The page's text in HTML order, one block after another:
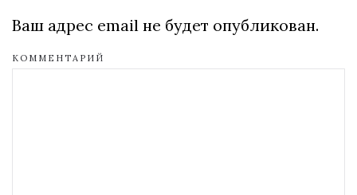
Ваш адрес email не будет опубликован.
КОММЕНТАРИЙ